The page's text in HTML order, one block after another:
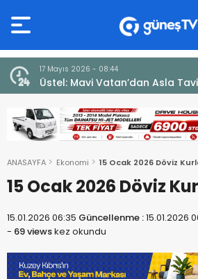
7 Ağustos 2026 - 12:36
ÜSTEL: “ERENKÖY RUHU
ANASAYFA Ekonomi 15 Ocak 2026 Döviz
15 Ocak 2026 Döviz
15.01.2026 06:35 Güncellenme :15.01.2026
- 69 viewskez okundu